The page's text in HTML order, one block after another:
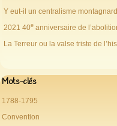
Y eut-il un centralisme
2021 40e anniversaire de
La Terreur ou la valse triste de
Mots-clés
1788-1795
Convention